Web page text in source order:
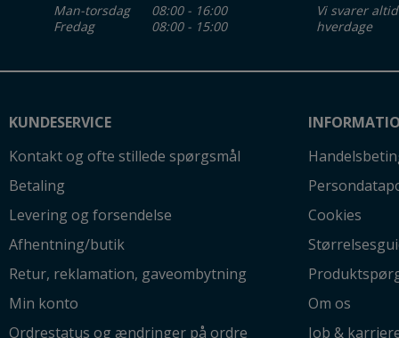
Man-torsdag
08:00 - 16:00
Fredag
08:00 - 15:00
Vi svarer
hverdage
KUNDESERVICE
Kontakt og ofte stillede spørgsmål
Betaling
Levering og forsendelse
Afhentning/butik
Retur, reklamation, gaveombytning
Min konto
Ordrestatus og ændringer på ordre
Cookies
Om os
Job &